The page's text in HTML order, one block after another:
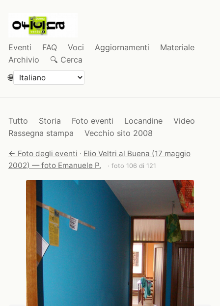
Eventi FAQ Voci Aggiornamenti
Materiale
Archivio
🔍 Cerca
🌐
Tutto Storia Foto eventi Locandine
Video
Rassegna stampa
Vecchio sito 2008
← Foto degli eventi · Elio Veltri al Buena (17 maggio
2002) — foto Emanuele P.
· foto 106 di 121